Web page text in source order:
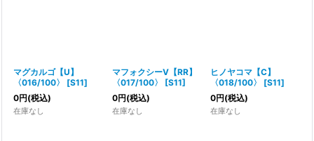
マグカルゴ【U】
〈016/100〉
[S11]
0円(税込)
在庫なし
マフォクシーV【RR】
〈017/100〉
[S11]
0円(税込)
在庫なし
ヒノヤコマ【C】
〈018/100〉
[S11]
0円(税込)
在庫なし